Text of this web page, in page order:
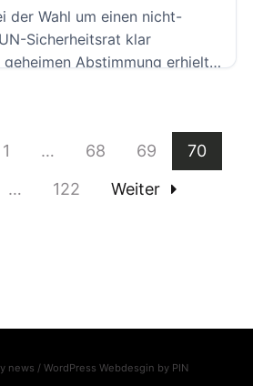
der Wahl um einen nicht-
Sicherheitsrat klar
Abstimmung erhielt
1 … 68 69
70
… 122 Weiter
news / WordPress Webdesgin by PIN